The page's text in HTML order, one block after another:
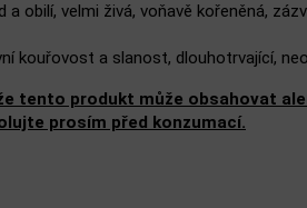
a obilí, velmi živá, voňavě kořeněná,
kouřovost a slanost, dlouhotrvající,
tento produkt může obsahovat
prosím před konzumací.